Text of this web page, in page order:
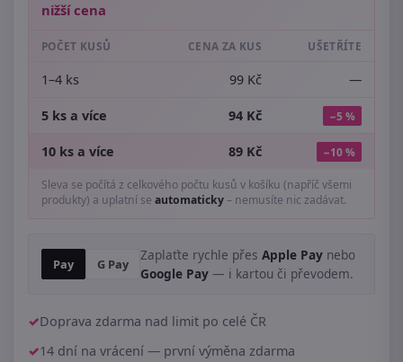
nižší cena
POČET KUSŮ CENA ZA KUS UŠETŘÍTE
1–4 ks 99 Kč —
5 ks a více 94 Kč −5 %
10 ks a více 89 Kč −10 %
Sleva se počítá z celkového počtu kusů v košíku (napříč všemi
produkty) a uplatní se automaticky– nemusíte nic zadávat.
Pay G Pay
Zaplaťte rychle přes Apple Pay nebo
Google Pay — i kartou či převodem.
Doprava zdarma nad limit po celé ČR
14 dní na vrácení — první výměna zdarma